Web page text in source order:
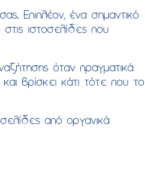
Επιπλέον, ένα σημαντικό
ιστοσελίδες που
όταν πραγματικά
βρίσκει κάτι τότε που το
από οργανικά